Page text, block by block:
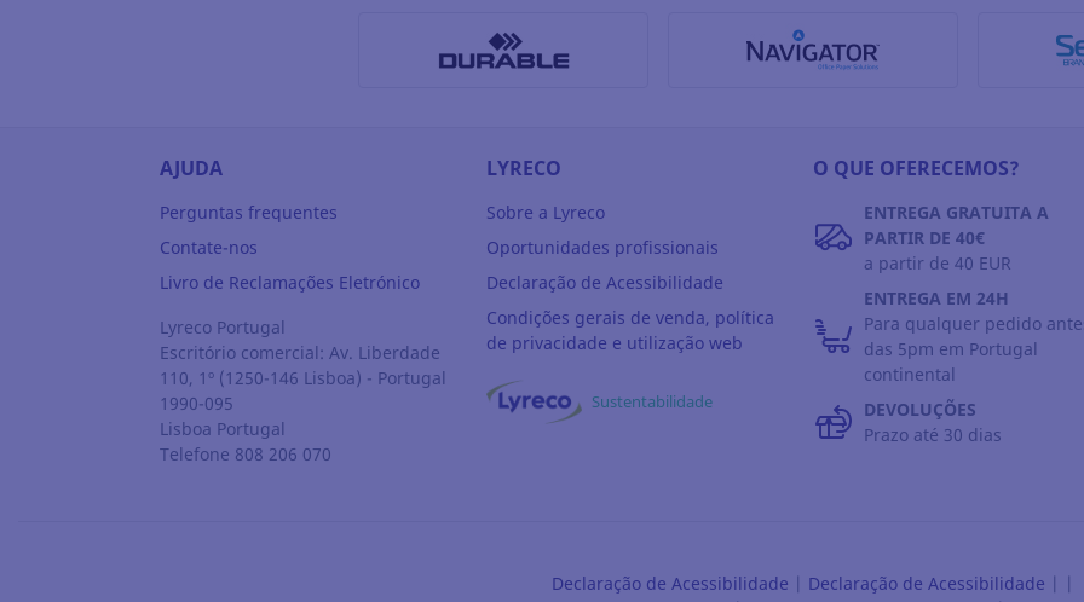
AJUDA
Perguntas frequentes
Contate-nos
Livro de Reclamações Eletrónico
Lyreco Portugal
Escritório comercial: Av. Liberdade
110, 1º (1250-146 Lisboa) - Portugal
1990-095
Lisboa Portugal
Telefone 808 206 070
LYRECO
Sobre a Lyreco
Oportunidades profissionais
Declaração de Acessibilidade
Condições gerais de venda, política
de privacidade e utilização web
Sustentabilidade
O QUE OFERECEMOS?
ENTREGA GRATUITA A
PARTIR DE 40€
a partir de 40 EUR
ENTREGA EM 24H
Para qualquer pedido
das 5pm em Portugal
continental
DEVOLUÇÕES
Prazo até 30 dias
Declaração de Acessibilidade | Declaração de Acessibilidade | |